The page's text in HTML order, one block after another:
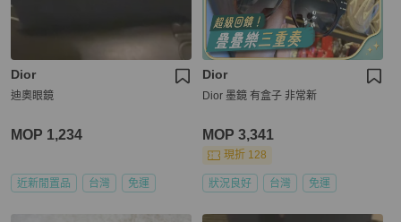
Dior
迪奧眼鏡
MOP 1,234
近新閒置品 台灣 免運
Dior
Dior 墨鏡 有盒子 非常新
MOP 3,341
現折 128
狀況良好 台灣 免運